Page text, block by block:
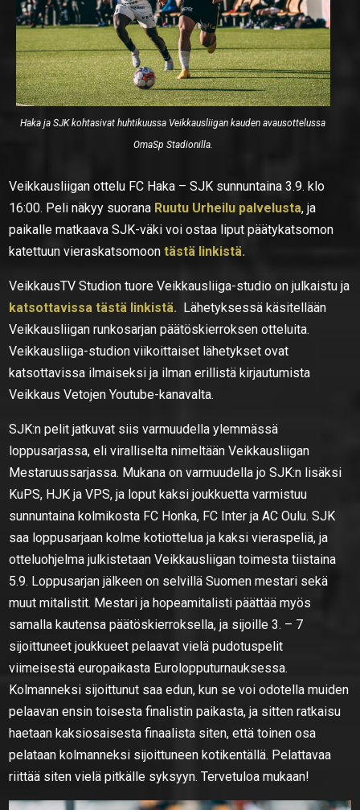
Haka ja SJK kohtasivat huhtikuussa Veikkausliigan kauden avausottelussa
OmaSp Stadionilla.
Veikkausliigan ottelu FC Haka – SJK sunnuntaina 3.9. klo
16:00. Peli näkyy suorana Ruutu Urheilu palvelusta, ja
paikalle matkaava SJK-väki voi ostaa liput päätykatsomon
katettuun vieraskatsomoon tästä linkistä.
VeikkausTV Studion tuore Veikkausliiga-studio on julkaistu ja
katsottavissa tästä linkistä. Lähetyksessä käsitellään
Veikkausliigan runkosarjan päätöskierroksen otteluita.
Veikkausliiga-studion viikoittaiset lähetykset ovat
katsottavissa ilmaiseksi ja ilman erillistä kirjautumista
Veikkaus Vetojen Youtube-kanavalta.
SJK:n pelit jatkuvat siis varmuudella ylemmässä
loppusarjassa, eli viralliselta nimeltään Veikkausliigan
Mestaruussarjassa. Mukana on varmuudella jo SJK:n lisäksi
KuPS, HJK ja VPS, ja loput kaksi joukkuetta varmistuu
sunnuntaina kolmikosta FC Honka, FC Inter ja AC Oulu. SJK
saa loppusarjaan kolme kotiottelua ja kaksi vieraspeliä, ja
otteluohjelma julkistetaan Veikkausliigan toimesta tiistaina
5.9. Loppusarjan jälkeen on selvillä Suomen mestari sekä
muut mitalistit. Mestari ja hopeamitalisti päättää myös
samalla kautensa päätöskierroksella, ja sijoille 3. – 7
sijoittuneet joukkueet pelaavat vielä pudotuspelit
viimeisestä europaikasta Eurolopputurnauksessa.
Kolmanneksi sijoittunut saa edun, kun se voi odotella muiden
pelaavan ensin toisesta finalistin paikasta, ja sitten ratkaisu
haetaan kaksiosaisesta finaalista siten, että toinen osa
pelataan kolmanneksi sijoittuneen kotikentällä. Pelattavaa
riittää siten vielä pitkälle syksyyn. Tervetuloa mukaan!